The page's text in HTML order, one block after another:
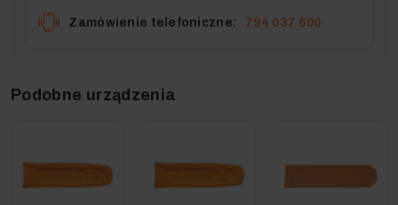
Zamówienie telefoniczne: 794 037 600
Podobne urządzenia